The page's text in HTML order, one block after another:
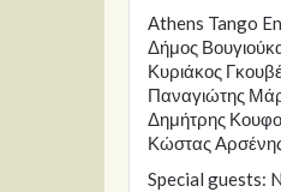
Αthens Tango
Δήμος
Κυριάκος
Παναγιώτης
Δημήτρης
Κώστας
Special guests: